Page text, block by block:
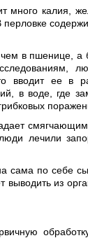
калия,
в пшенице,
вводит ее
в воде, где
лечили
по себе
из